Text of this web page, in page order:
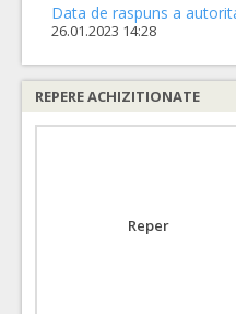
Data de raspuns a
26.01.2023 14:28
REPERE ACHIZITIONATE
Reper